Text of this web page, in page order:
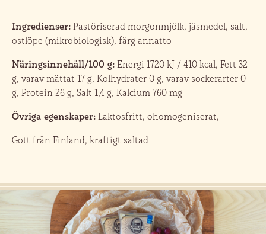
Ingredienser: Pastöriserad morgonmjölk, jäsmedel, salt,
ostlöpe (mikrobiologisk), färg annatto
Näringsinnehåll/100 g: Energi 1720 kJ / 410 kcal, Fett 32
g, varav mättat 17 g, Kolhydrater 0 g, varav sockerarter 0
g, Protein 26 g, Salt 1,4 g, Kalcium 760 mg
Övriga egenskaper: Laktosfritt, ohomogeniserat,
Gott från Finland, kraftigt saltad